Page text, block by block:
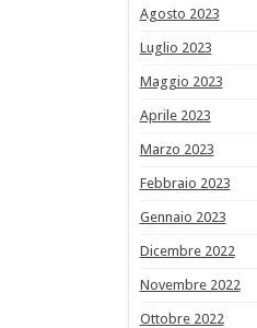
Agosto 2023
Luglio 2023
Maggio 2023
Aprile 2023
Marzo 2023
Febbraio 2023
Gennaio 2023
Dicembre 2022
Novembre 2022
Ottobre 2022